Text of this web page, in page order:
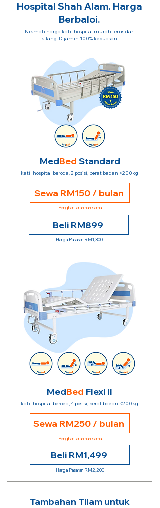
Hospital Shah Alam. Harga
Berbaloi.
Nikmati harga katil hospital murah terus dari
kilang. Dijamin 100% kepuasan.
MedBed Standard
katil hospital beroda, 2 posisi, berat badan <200kg
Sewa RM150 / bulan
Penghantaran hari sama
Beli RM899
Harga Pasaran RM1,300
MedBed Flexi II
katil hospital beroda, 4 posisi, berat badan <200kg
Sewa RM250 / bulan
Penghantaran hari sama
Beli RM1,499
Harga Pasaran RM2,200
Tambahan Tilam untuk